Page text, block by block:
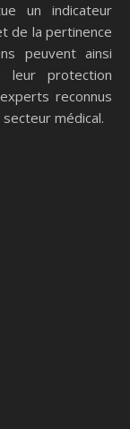
un indicateur
de la pertinence
peuvent ainsi
leur protection
reconnus
médical.